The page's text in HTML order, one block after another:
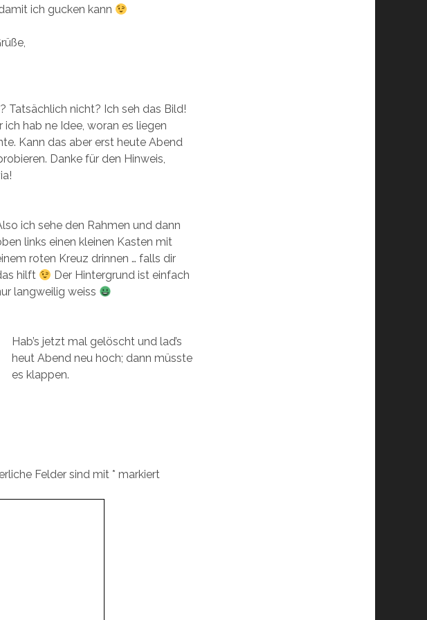
ich gucken kann
Tatsächlich nicht? Ich seh das Bild!
ich hab ne Idee, woran es liegen
Kann das aber erst heute Abend
Danke für den Hinweis,
ich sehe den Rahmen und dann
links einen kleinen Kasten mit
roten Kreuz drinnen … falls dir
hilft
Der Hintergrund ist einfach
langweilig weiss
Hab’s jetzt mal gelöscht und lad’s
heut Abend neu hoch; dann müsste
es klappen.
Felder sind mit * markiert